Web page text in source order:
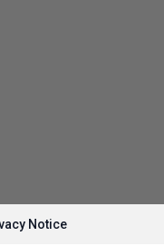
Notice